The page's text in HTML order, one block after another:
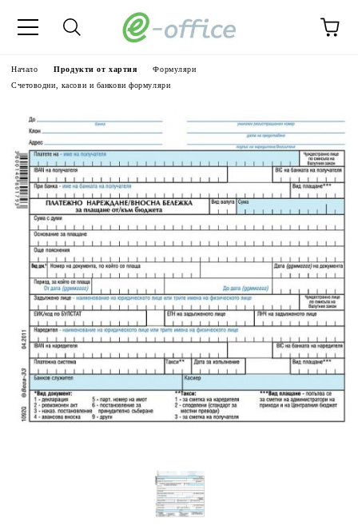
Начало Продукти от хартия
Формуляри
Счетоводни, касови и банкови формуляри